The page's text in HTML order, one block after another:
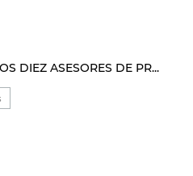
DIEZ ASESORES DE PR...